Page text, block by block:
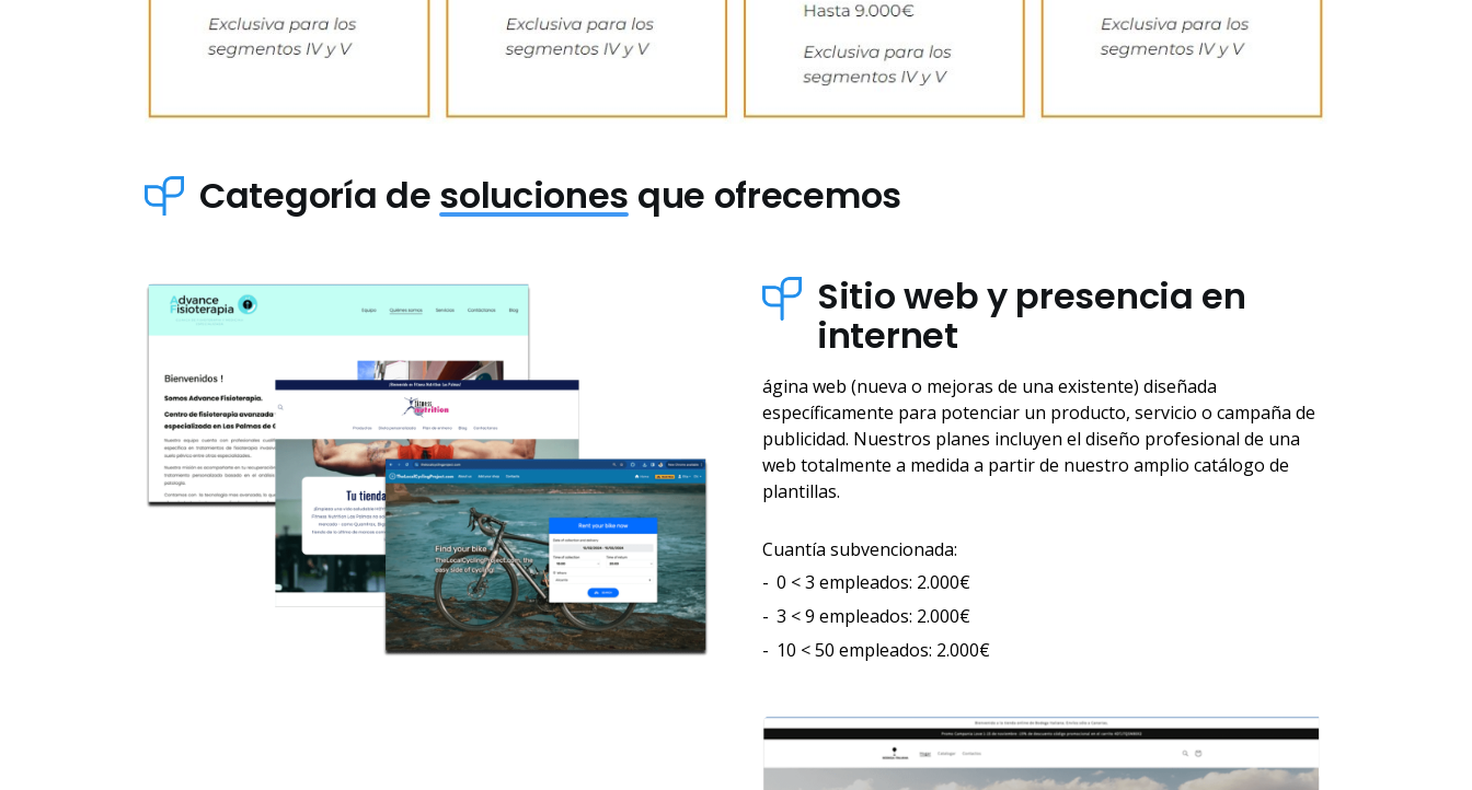
Categoría de soluciones que ofrecemos
Sitio web y presencia en
internet
ágina web (nueva o mejoras de una existente) diseñada
específicamente para potenciar un producto, servicio o campaña de
publicidad. Nuestros planes incluyen el diseño profesional de una
web totalmente a medida a partir de nuestro amplio catálogo de
plantillas.
Cuantía subvencionada:
0 < 3 empleados: 2.000€
3 < 9 empleados: 2.000€
10 < 50 empleados: 2.000€